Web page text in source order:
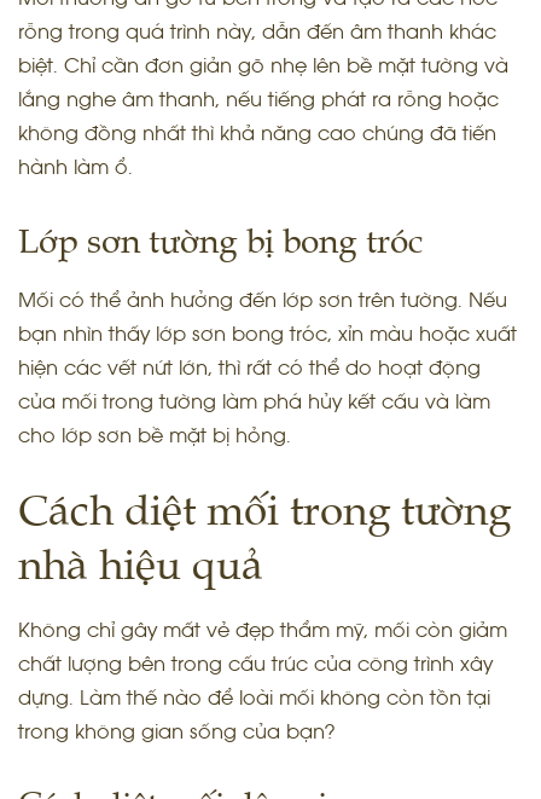
rỗng trong quá trình này, dẫn đến âm thanh khác
biệt. Chỉ cần đơn giản gõ nhẹ lên bề mặt tường và
lắng nghe âm thanh, nếu tiếng phát ra rỗng hoặc
không đồng nhất thì khả năng cao chúng đã tiến
hành làm ổ.
Lớp sơn tường bị bong tróc
Mối có thể ảnh hưởng đến lớp sơn trên tường. Nếu
bạn nhìn thấy lớp sơn bong tróc, xỉn màu hoặc xuất
hiện các vết nứt lớn, thì rất có thể do hoạt động
của mối trong tường làm phá hủy kết cấu và làm
cho lớp sơn bề mặt bị hỏng.
Cách diệt mối trong tường
nhà hiệu quả
Không chỉ gây mất vẻ đẹp thẩm mỹ, mối còn giảm
chất lượng bên trong cấu trúc của công trình xây
dựng. Làm thế nào để loài mối không còn tồn tại
trong không gian sống của bạn?